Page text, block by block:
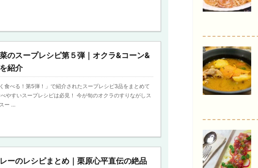
のスープレシピ第５弾｜オクラ&コーン&
紹介
食べる！第5弾！」で紹介されたスープレシピ3品をまとめて
やすいスープレシピは必見！ 今が旬のオクラのすりながしス
ー ...
ーのレシピまとめ｜栗原心平直伝の絶品